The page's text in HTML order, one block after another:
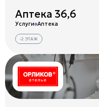
Аптека 36,6
Услуги Аптека
-2 ЭТАЖ